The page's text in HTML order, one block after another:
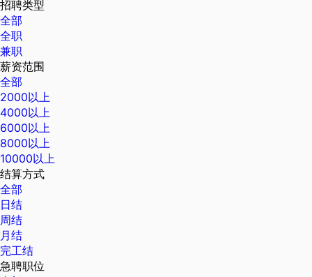
招聘类型
全部
全职
兼职
薪资范围
全部
2000以上
4000以上
6000以上
8000以上
10000以上
结算方式
全部
日结
周结
月结
完工结
急聘职位